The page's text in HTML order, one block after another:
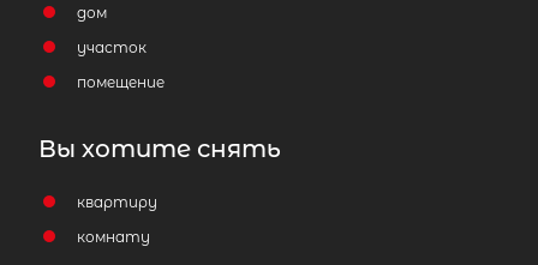
дом
участок
помещение
Вы хотите снять
квартиру
комнату